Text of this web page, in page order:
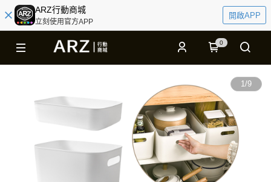
ARZ行動商城
立刻使用官方APP
開啟APP
0
1/9